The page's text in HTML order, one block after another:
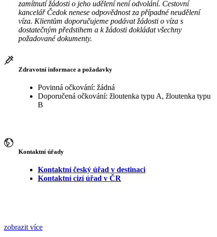
zamítnutí žádosti o jeho udělení není odvolání. Cestovní
kancelář Čedok nenese odpovědnost za případné neudělení
víza. Klientům doporučujeme podávat žádosti o víza s
dostatečným předstihem a k žádosti dokládat všechny
požadované dokumenty.
Zdravotní informace a požadavky
Povinná očkování: žádná
Doporučená očkování: žloutenka typu A, žloutenka typu
B
Kontaktní úřady
Kontaktní český úřad v destinaci
Kontaktní cizí úřad v ČR
zobrazit více